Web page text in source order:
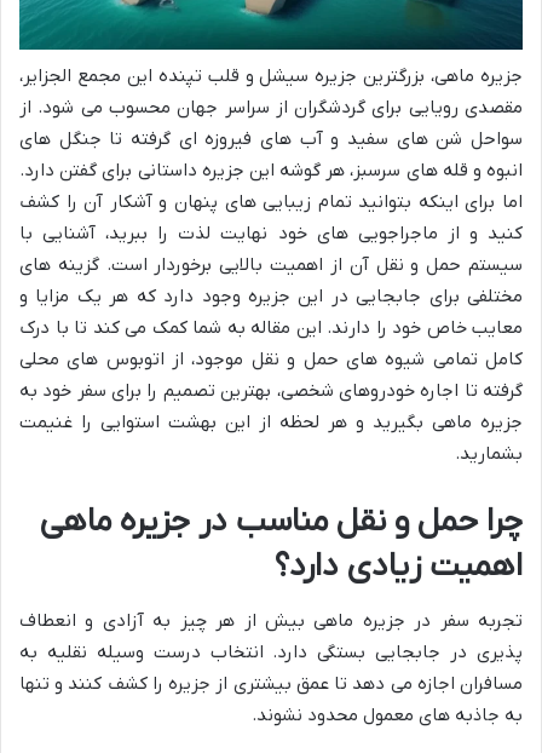
جزیره ماهی، بزرگترین جزیره سیشل و قلب تپنده این مجمع الجزایر،
مقصدی رویایی برای گردشگران از سراسر جهان محسوب می شود. از
سواحل شن های سفید و آب های فیروزه ای گرفته تا جنگل های
انبوه و قله های سرسبز، هر گوشه این جزیره داستانی برای گفتن دارد.
اما برای اینکه بتوانید تمام زیبایی های پنهان و آشکار آن را کشف
کنید و از ماجراجویی های خود نهایت لذت را ببرید، آشنایی با
سیستم حمل و نقل آن از اهمیت بالایی برخوردار است. گزینه های
مختلفی برای جابجایی در این جزیره وجود دارد که هر یک مزایا و
معایب خاص خود را دارند. این مقاله به شما کمک می کند تا با درک
کامل تمامی شیوه های حمل و نقل موجود، از اتوبوس های محلی
گرفته تا اجاره خودروهای شخصی، بهترین تصمیم را برای سفر خود به
جزیره ماهی بگیرید و هر لحظه از این بهشت استوایی را غنیمت
بشمارید.
چرا حمل و نقل مناسب در جزیره ماهی
اهمیت زیادی دارد؟
تجربه سفر در جزیره ماهی بیش از هر چیز به آزادی و انعطاف
پذیری در جابجایی بستگی دارد. انتخاب درست وسیله نقلیه به
مسافران اجازه می دهد تا عمق بیشتری از جزیره را کشف کنند و تنها
به جاذبه های معمول محدود نشوند.